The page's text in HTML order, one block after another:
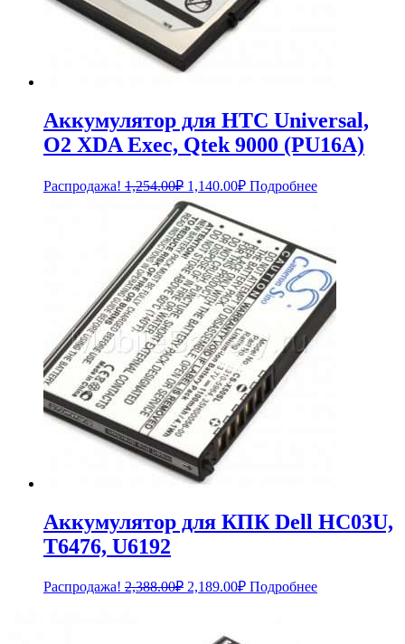
Аккумулятор для HTC Universal,
O2 XDA Exec, Qtek 9000 (PU16A)
Распродажа! 1,254.00₽ Первоначальная
цена
составляла
1,254.00₽.
1,140.00₽Текущая
цена:
Подробнее
Аккумулятор для КПК Dell HC03U,
T6476, U6192
Распродажа! 2,388.00₽ Первоначальная
2,388.00₽.
2,189.00₽Текущая
Подробнее